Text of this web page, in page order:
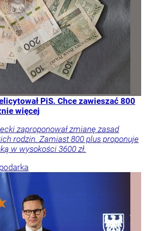
PiS. Chce zawieszać 800
więcej
zaproponował zmianę zasad
rodzin. Zamiast 800 plus proponuje
w wysokości 3600 zł.